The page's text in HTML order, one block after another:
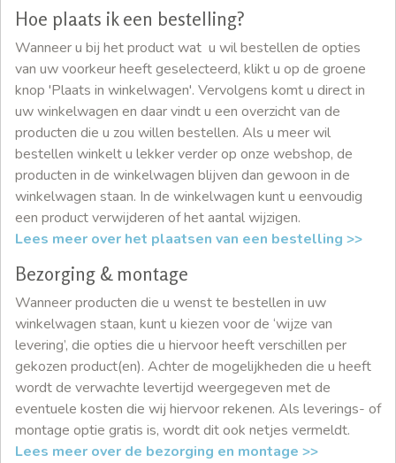
Hoe plaats ik een bestelling?
Wanneer u bij het product wat u wil bestellen de opties
van uw voorkeur heeft geselecteerd, klikt u op de groene
knop 'Plaats in winkelwagen'. Vervolgens komt u direct in
uw winkelwagen en daar vindt u een overzicht van de
producten die u zou willen bestellen. Als u meer wil
bestellen winkelt u lekker verder op onze webshop, de
producten in de winkelwagen blijven dan gewoon in de
winkelwagen staan. In de winkelwagen kunt u eenvoudig
een product verwijderen of het aantal wijzigen.
Lees meer over het plaatsen van een bestelling >>
Bezorging & montage
Wanneer producten die u wenst te bestellen in uw
winkelwagen staan, kunt u kiezen voor de ‘wijze van
levering’, die opties die u hiervoor heeft verschillen per
gekozen product(en). Achter de mogelijkheden die u heeft
wordt de verwachte levertijd weergegeven met de
eventuele kosten die wij hiervoor rekenen. Als leverings- of
montage optie gratis is, wordt dit ook netjes vermeldt.
Lees meer over de bezorging en montage >>